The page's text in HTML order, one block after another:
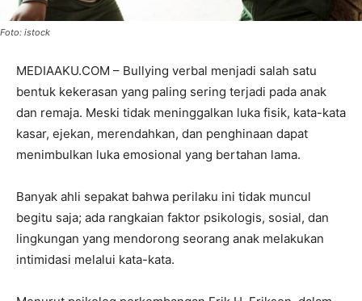
Foto: istock
MEDIAAKU.COM – Bullying verbal menjadi salah satu
bentuk kekerasan yang paling sering terjadi pada anak
dan remaja. Meski tidak meninggalkan luka fisik, kata-kata
kasar, ejekan, merendahkan, dan penghinaan dapat
menimbulkan luka emosional yang bertahan lama.
Banyak ahli sepakat bahwa perilaku ini tidak muncul
begitu saja; ada rangkaian faktor psikologis, sosial, dan
lingkungan yang mendorong seorang anak melakukan
intimidasi melalui kata-kata.